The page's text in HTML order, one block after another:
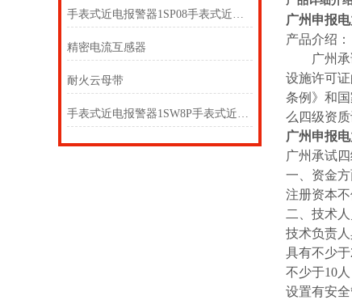
手表式近电报警器1SP08手表式近电报警器1SP4F
精密电流互感器
耐火云母带
手表式近电报警器1SW8P手表式近电报警器1SW7P
广州申报
产品介绍：
广州承试
设施许可
条例》和
么四级资
广州申报
广州承试
一、资金
注册资本不
二、技术
技术负责
具有不少
不少于10人
设置有安